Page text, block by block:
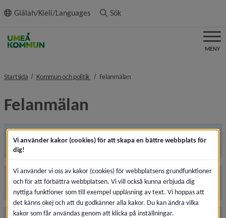
innehållet
Giälah/Kieli/Languages Sök
MENY
Startsida Kommun och politik nivå i brödsmulenavigeringen
Felanmälannivå i brödsmulenavigeringen
Felanmälan
Gator, parker, utemiljöer
Fastigheter
Vi använder kakor (cookies) för att skapa en bättre webbplats för
dig!
Vi använder vi oss av kakor (cookies) för webbplatsens grundfunktioner
och för att förbättra webbplatsen. Vi vill också kunna erbjuda dig
nyttiga funktioner som till exempel uppläsning av text. Vi hoppas att
det känns okej och att du godkänner alla kakor. Du kan ändra vilka
kakor som får användas genom att klicka på inställningar.